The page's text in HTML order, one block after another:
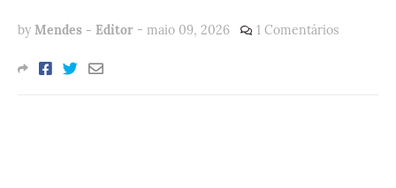
by Mendes - Editor - maio 09, 2026 1 Comentários